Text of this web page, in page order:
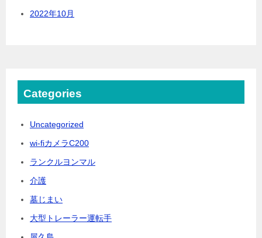
2022年10月
Categories
Uncategorized
wi-fiカメラC200
ランクルヨンマル
介護
墓じまい
大型トレーラー運転手